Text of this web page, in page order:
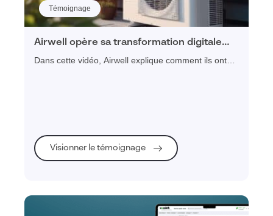
Témoignage
Airwell opère sa transformation digitale
grâce à Visiativ Service Client
Dans cette vidéo, Airwell explique comment ils ont
Visionner le témoignage